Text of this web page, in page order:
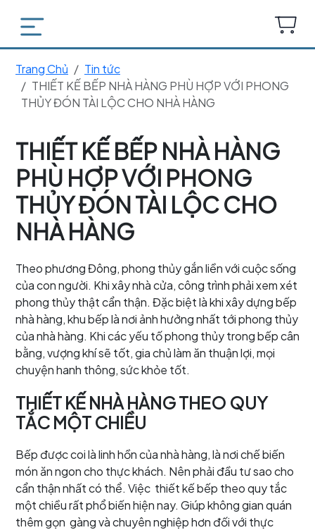
Trang Chủ
Tin tức
THIẾT KẾ BẾP NHÀ HÀNG PHÙ HỢP VỚI PHONG
THỦY ĐÓN TÀI LỘC CHO NHÀ HÀNG
THIẾT KẾ BẾP NHÀ HÀNG
PHÙ HỢP VỚI PHONG
THỦY ĐÓN TÀI LỘC CHO
NHÀ HÀNG
Theo phương Đông, phong thủy gắn liền với cuộc sống
của con người. Khi xây nhà cửa, công trình phải xem xét
phong thủy thật cẩn thận. Đặc biệt là khi xây dựng bếp
nhà hàng, khu bếp là nơi ảnh hưởng nhất tới phong thủy
của nhà hàng. Khi các yếu tố phong thủy trong bếp cân
bằng, vượng khí sẽ tốt, gia chủ làm ăn thuận lợi, mọi
chuyện hanh thông, sức khỏe tốt.
THIẾT KẾ NHÀ HÀNG THEO QUY
TẮC MỘT CHIỀU
Bếp được coi là linh hồn của nhà hàng, là nơi chế biến
món ăn ngon cho thực khách. Nên phải đầu tư sao cho
cẩn thận nhất có thể. Việc thiết kế bếp theo quy tắc
một chiều rất phổ biến hiện nay. Giúp không gian quán
thêm gọn gàng và chuyên nghiệp hơn đối với thực